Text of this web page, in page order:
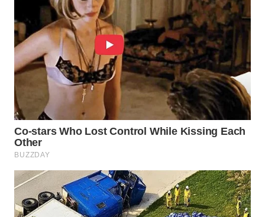
WN
PRIANGAN
TIMUR
WN
SEMARANG
SOLO
WN
WN
MADURA